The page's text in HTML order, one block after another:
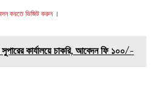
করতে ভিজিট করুন।
কার্যালয়ে চাকরি, আবেদন ফি ১০০/-